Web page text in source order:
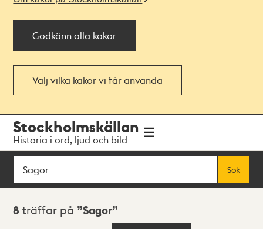
Godkänn alla kakor
Välj vilka kakor vi får använda
navigationen
huvudinnehållet
Stockholmskällan
Historia i ord, ljud och bild
Sök
Sök
Sökresultat
8 träffar på Sagor